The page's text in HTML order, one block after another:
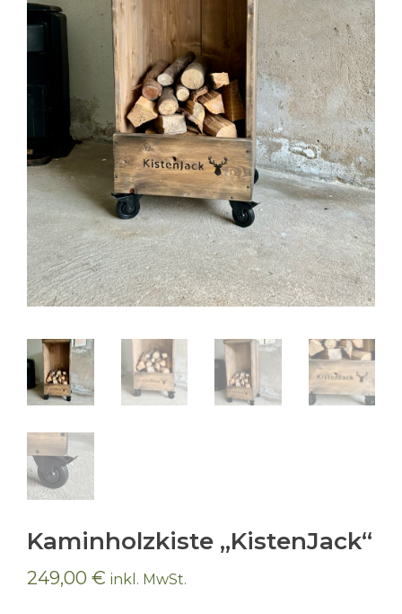
Kaminholzkiste „KistenJack“
249,00 € inkl. MwSt.